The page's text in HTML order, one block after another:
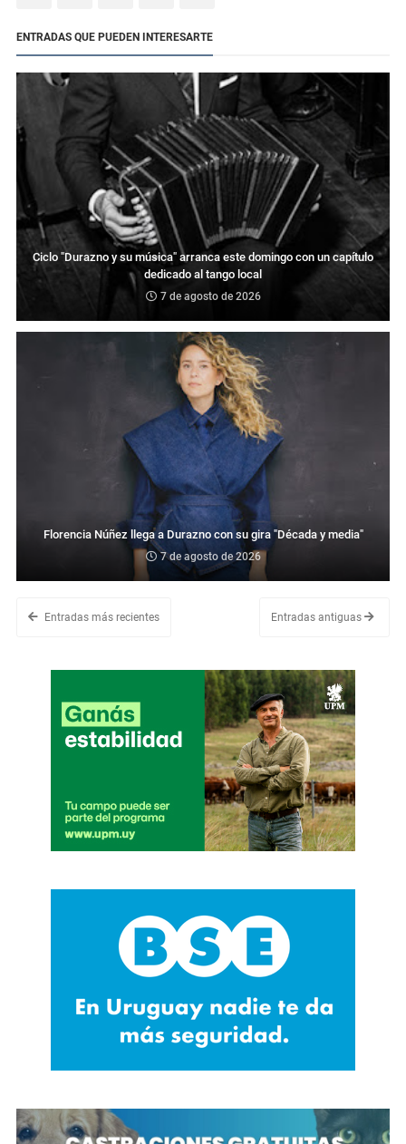
ENTRADAS QUE PUEDEN INTERESARTE
Ciclo "Durazno y su música" arranca este domingo con un capítulo
dedicado al tango local
7 de agosto de 2026
Florencia Núñez llega a Durazno con su gira "Década y media"
7 de agosto de 2026
Entradas más recientes Entradas antiguas